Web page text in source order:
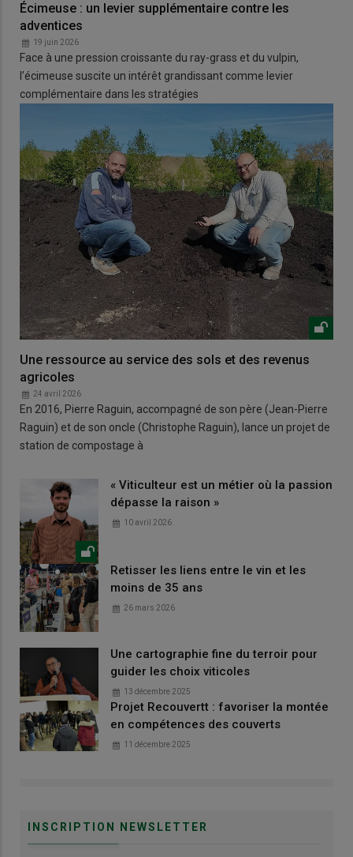
Écimeuse : un levier supplémentaire contre les
adventices
19 juin 2026
Face à une pression croissante du ray-grass et du vulpin,
l’écimeuse suscite un intérêt grandissant comme levier
complémentaire dans les stratégies
Une ressource au service des sols et des revenus
agricoles
24 avril 2026
En 2016, Pierre Raguin, accompagné de son père (Jean-Pierre
Raguin) et de son oncle (Christophe Raguin), lance un projet de
station de compostage à
« Viticulteur est un métier où la passion
dépasse la raison »
10 avril 2026
Retisser les liens entre le vin et les
moins de 35 ans
26 mars 2026
Une cartographie fine du terroir pour
guider les choix viticoles
13 décembre 2025
Projet Recouvertt : favoriser la montée
en compétences des couverts
11 décembre 2025
INSCRIPTION NEWSLETTER